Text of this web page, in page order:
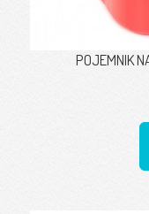
POJEMNIK